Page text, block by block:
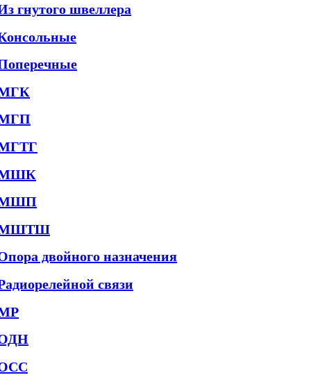
гнутого швеллера
двойного назначения
связи